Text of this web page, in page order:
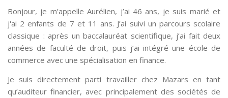
Bonjour, je m’appelle Aurélien, j’ai 46 ans, je suis marié et
j'ai 2 enfants de 7 et 11 ans. J’ai suivi un parcours scolaire
classique : après un baccalauréat scientifique, j’ai fait deux
années de faculté de droit, puis j’ai intégré une école de
commerce avec une spécialisation en finance.
Je suis directement parti travailler chez Mazars en tant
qu’auditeur financier, avec principalement des sociétés de